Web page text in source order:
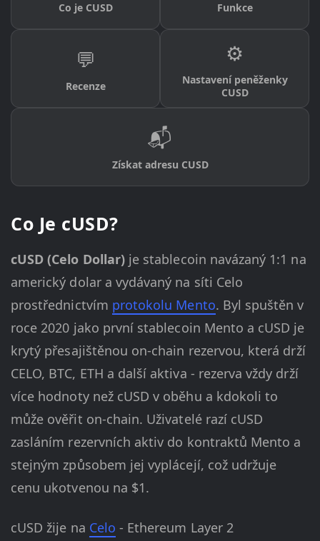
Co je CUSD Funkce
💬
Recenze
⚙️
Nastavení peněženky
CUSD
📬
Získat adresu CUSD
Co Je cUSD?
cUSD (Celo Dollar)je stablecoin navázaný 1:1 na
americký dolar a vydávaný na síti Celo
prostřednictvím protokolu Mento. Byl spuštěn v
roce 2020 jako první stablecoin Mento a cUSD je
krytý přesajištěnou on-chain rezervou, která drží
CELO, BTC, ETH a další aktiva - rezerva vždy drží
více hodnoty než cUSD v oběhu a kdokoli to
může ověřit on-chain. Uživatelé razí cUSD
zasláním rezervních aktiv do kontraktů Mento a
stejným způsobem jej vyplácejí, což udržuje
cenu ukotvenou na $1.
cUSD žije na Celo - Ethereum Layer 2